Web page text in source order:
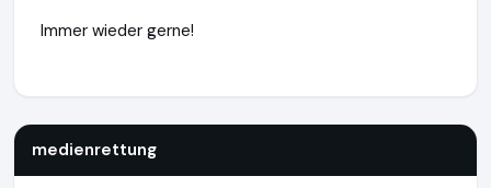
Immer wieder gerne!
medienrettung